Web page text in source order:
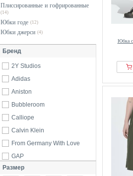
Плиссированные и гофрированные
(14)
Юбки годе (12)
Юбки джерси (4)
Бренд
2Y Studios
Adidas
Aniston
Bubbleroom
Calliope
Calvin Klein
From Germany With Love
GAP
Gerry Weber
Размер
Юбка с